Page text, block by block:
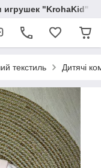
игрушек "KrohaKid"
текстиль Дитячі